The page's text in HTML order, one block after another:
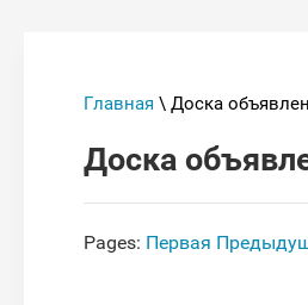
Главная \ Доска
Доска
Pages: Первая